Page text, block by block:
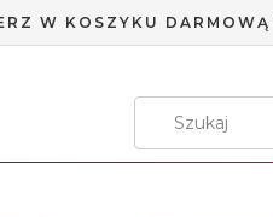
W KOSZYKU